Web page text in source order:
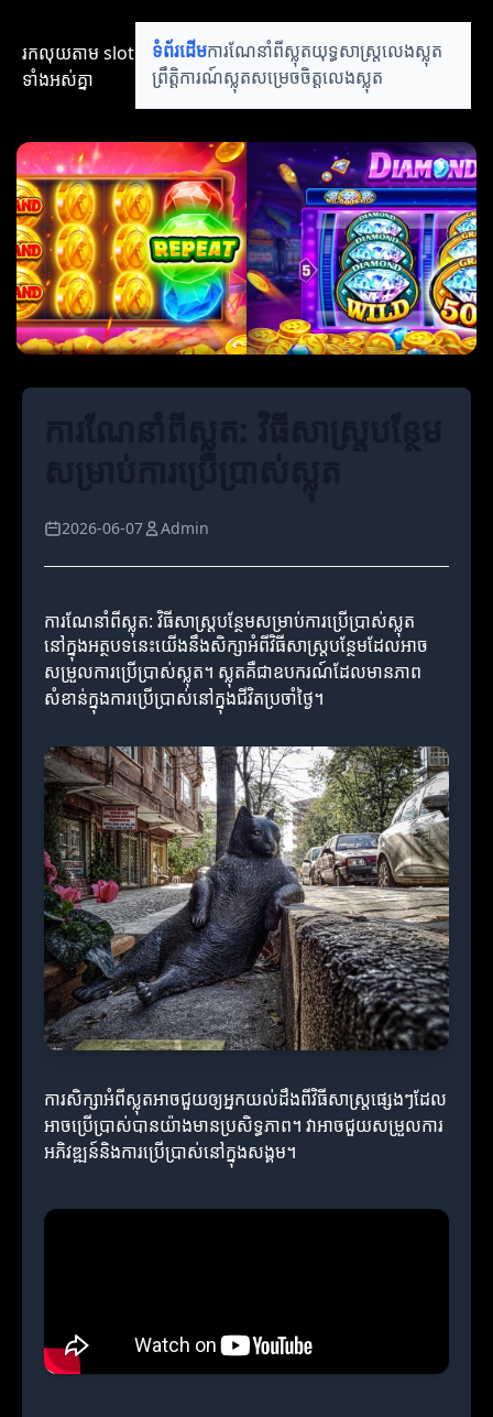
រកលុយតាម​ slot​​
ទាំងអស់គ្នា
ទំព័រដើមការណែនាំពីស្លុតយុទ្ធសាស្ត្រលេងស្លុត
ព្រឹត្តិការណ៍ស្លុតសម្រេចចិត្តលេងស្លុត
2026-06-07 Admin
ការណែនាំពីស្លុត: វិធីសាស្ត្របន្ថែមសម្រាប់ការប្រើប្រាស់ស្លុត
នៅក្នុងអត្ថបទនេះយើងនឹងសិក្សាអំពីវិធីសាស្ត្របន្ថែមដែលអាច
សម្រួលការប្រើប្រាស់ស្លុត។ ស្លុតគឺជាឧបករណ៍ដែលមានភាព
សំខាន់ក្នុងការប្រើប្រាស់នៅក្នុងជីវិតប្រចាំថ្ងៃ។
ការសិក្សាអំពីស្លុតអាចជួយឲ្យអ្នកយល់ដឹងពីវិធីសាស្ត្រផ្សេងៗដែល
អាចប្រើប្រាស់បានយ៉ាងមានប្រសិទ្ធភាព។ វាអាចជួយសម្រួលការ
អភិវឌ្ឍន៍និងការប្រើប្រាស់នៅក្នុងសង្គម។